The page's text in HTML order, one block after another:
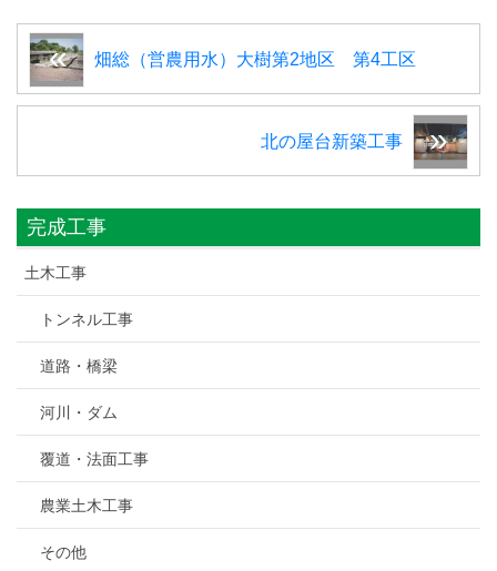
畑総（営農用水）大樹第2地区 第4工区
北の屋台新築工事
完成工事
土木工事
トンネル工事
道路・橋梁
河川・ダム
覆道・法面工事
農業土木工事
その他